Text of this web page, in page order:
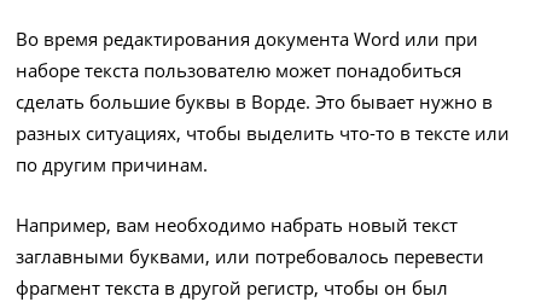
Во время редактирования документа Word или при
наборе текста пользователю может понадобиться
сделать большие буквы в Ворде. Это бывает нужно в
разных ситуациях, чтобы выделить что-то в тексте или
по другим причинам.
Например, вам необходимо набрать новый текст
заглавными буквами, или потребовалось перевести
фрагмент текста в другой регистр, чтобы он был